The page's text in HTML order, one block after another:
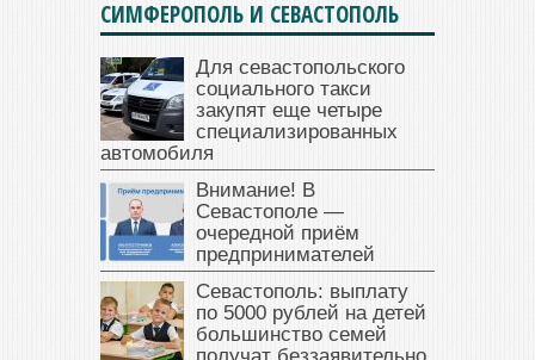
СИМФЕРОПОЛЬ И СЕВАСТОПОЛЬ
Для севастопольского
социального такси
закупят еще четыре
специализированных
автомобиля
Внимание! В
Севастополе —
очередной приём
предпринимателей
Севастополь: выплату
по 5000 рублей на детей
большинство семей